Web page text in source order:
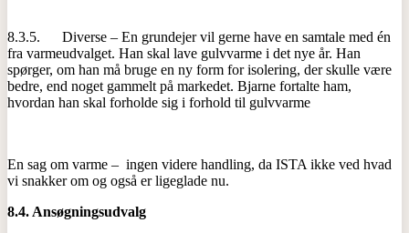
8.3.5. Diverse – En grundejer vil gerne have en samtale med én
fra varmeudvalget. Han skal lave gulvvarme i det nye år. Han
spørger, om han må bruge en ny form for isolering, der skulle være
bedre, end noget gammelt på markedet. Bjarne fortalte ham,
hvordan han skal forholde sig i forhold til gulvvarme
En sag om varme – ingen videre handling, da ISTA ikke ved hvad
vi snakker om og også er ligeglade nu.
8.4. Ansøgningsudvalg